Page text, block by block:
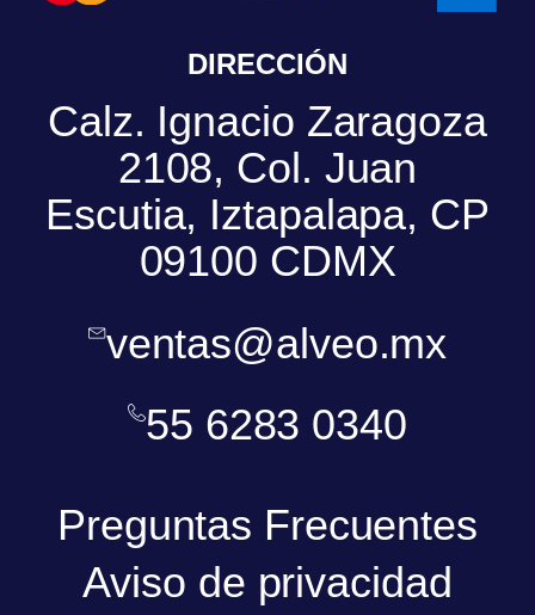
DIRECCIÓN
Calz. Ignacio Zaragoza
2108, Col. Juan
Escutia, Iztapalapa, CP
09100 CDMX
ventas@alveo.mx
55 6283 0340
Preguntas Frecuentes
Aviso de privacidad